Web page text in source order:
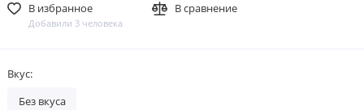
В избранное
Добавили 3 человека
В сравнение
Вкус:
Без вкуса